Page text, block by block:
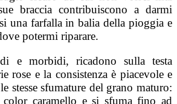
braccia contribuiscono a darmi
una farfalla in balia della pioggia e
potermi riparare.
e morbidi, ricadono sulla testa
rose e la consistenza è piacevole e
stesse sfumature del grano maturo:
caramello e si sfuma fino ad